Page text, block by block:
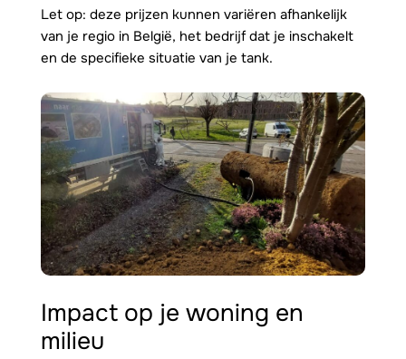
Let op: deze prijzen kunnen variëren afhankelijk
van je regio in België, het bedrijf dat je inschakelt
en de specifieke situatie van je tank.
Impact op je woning en
milieu